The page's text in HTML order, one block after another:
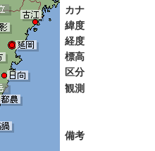
カナ
緯度
経度
標高
区分
観測
備考